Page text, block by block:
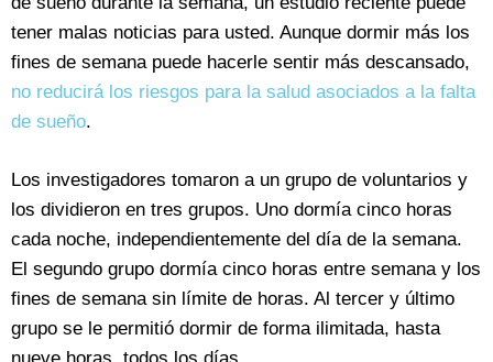
tener malas noticias para usted. Aunque dormir más los
fines de semana puede hacerle sentir más descansado,
no reducirá los riesgos para la salud asociados a la falta
de sueño.
Los investigadores tomaron a un grupo de voluntarios y
los dividieron en tres grupos. Uno dormía cinco horas
cada noche, independientemente del día de la semana.
El segundo grupo dormía cinco horas entre semana y los
fines de semana sin límite de horas. Al tercer y último
grupo se le permitió dormir de forma ilimitada, hasta